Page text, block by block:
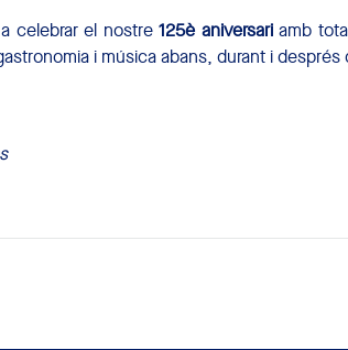
celebrar el nostre125è aniversariamb
i música abans, durant i després